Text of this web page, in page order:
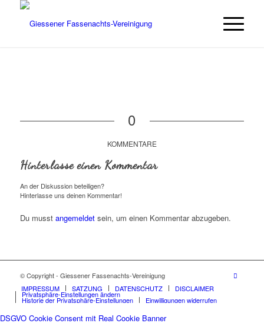
0
KOMMENTARE
Hinterlasse einen Kommentar
An der Diskussion beteiligen?
Hinterlasse uns deinen Kommentar!
Du musst angemeldetsein, um einen Kommentar abzugeben.
© Copyright - Giessener Fassenachts-Vereinigung
IMPRESSUM
SATZUNG DATENSCHUTZ DISCLAIMER
Privatsphäre-Einstellungen ändern
Historie der Privatsphäre-Einstellungen Einwilligungen widerrufen
DSGVO Cookie Consent mit Real Cookie Banner